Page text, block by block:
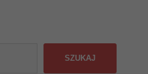
SZUKAJ